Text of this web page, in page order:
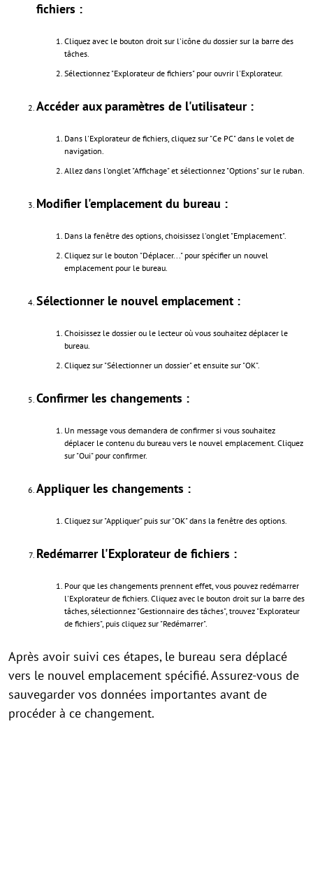
fichiers :
Cliquez avec le bouton droit sur l'icône du dossier sur la barre des
tâches.
Sélectionnez "Explorateur de fichiers" pour ouvrir l'Explorateur.
Accéder aux paramètres de l'utilisateur :
Dans l'Explorateur de fichiers, cliquez sur "Ce PC" dans le volet de
navigation.
Allez dans l'onglet "Affichage" et sélectionnez "Options" sur le ruban.
Modifier l'emplacement du bureau :
Dans la fenêtre des options, choisissez l'onglet "Emplacement".
Cliquez sur le bouton "Déplacer..." pour spécifier un nouvel
emplacement pour le bureau.
Sélectionner le nouvel emplacement :
Choisissez le dossier ou le lecteur où vous souhaitez déplacer le
bureau.
Cliquez sur "Sélectionner un dossier" et ensuite sur "OK".
Confirmer les changements :
Un message vous demandera de confirmer si vous souhaitez
déplacer le contenu du bureau vers le nouvel emplacement. Cliquez
sur "Oui" pour confirmer.
Appliquer les changements :
Cliquez sur "Appliquer" puis sur "OK" dans la fenêtre des options.
Redémarrer l'Explorateur de fichiers :
Pour que les changements prennent effet, vous pouvez redémarrer
l'Explorateur de fichiers. Cliquez avec le bouton droit sur la barre des
tâches, sélectionnez "Gestionnaire des tâches", trouvez "Explorateur
de fichiers", puis cliquez sur "Redémarrer".
Après avoir suivi ces étapes, le bureau sera déplacé
vers le nouvel emplacement spécifié. Assurez-vous de
sauvegarder vos données importantes avant de
procéder à ce changement.